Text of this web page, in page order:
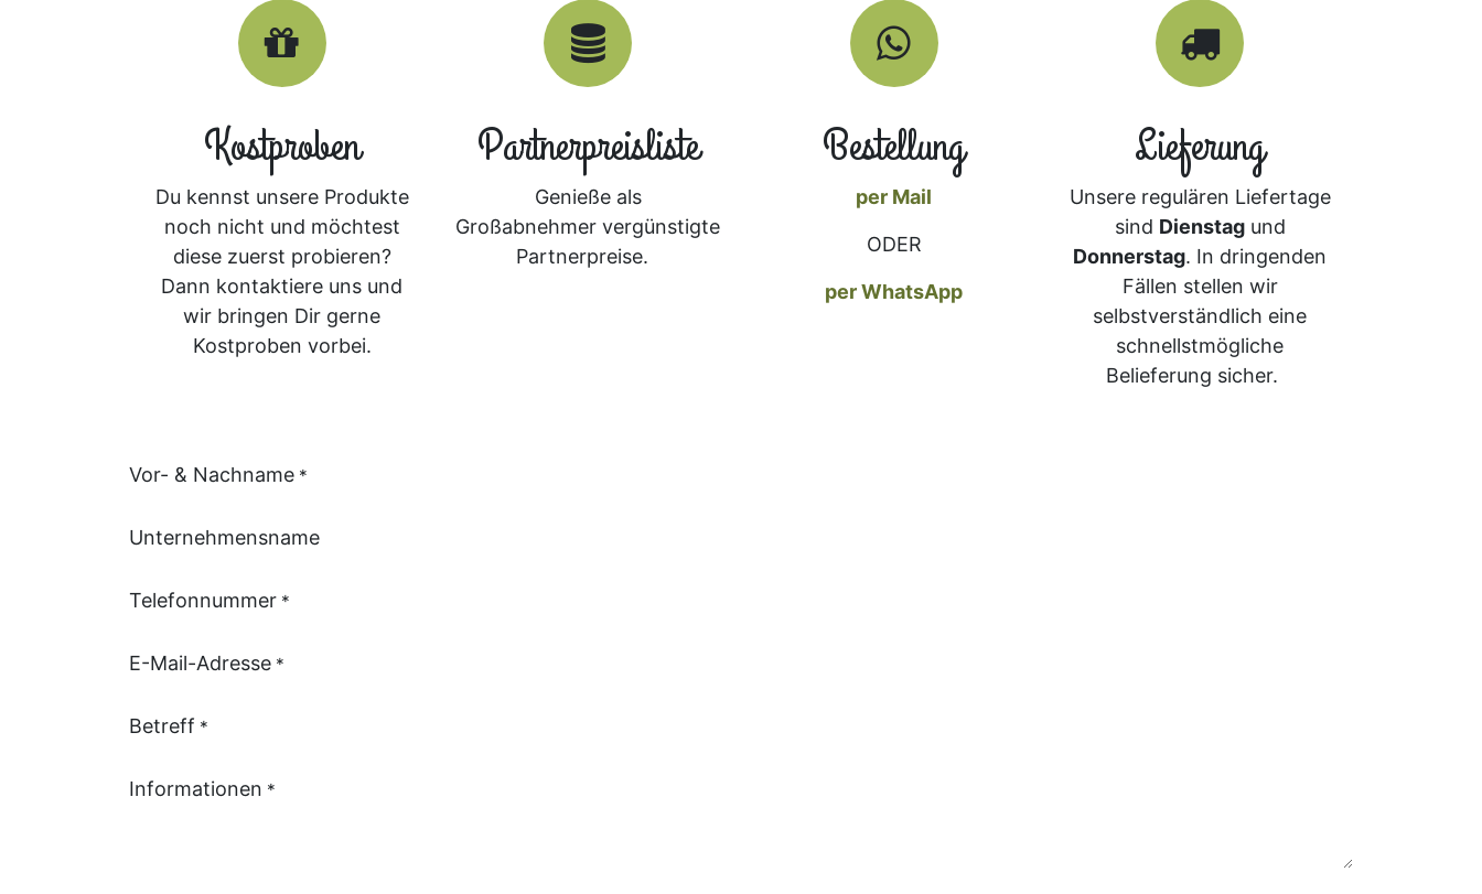
Kostproben
Du kennst unsere Produkte
noch nicht und möchtest
diese zuerst probieren?
Dann kontaktiere uns und
wir bringen Dir gerne
Kostproben vorbei.
Partnerpreisliste
Genieße als
Großabnehmer vergünstigte
Partnerpreise.
Bestellung
per ​Mail
ODER
per ​WhatsApp
Lieferung
Unsere regulären Liefertage
sind Dienstagund
Donnerstag. In dringenden
Fällen stellen wir
selbstverständlich eine
schnellstmögliche
Belieferung sicher.
Vor- & Nachname *
Unternehmensname
Telefonnummer *
E-Mail-Adresse *
Betreff *
Informationen *